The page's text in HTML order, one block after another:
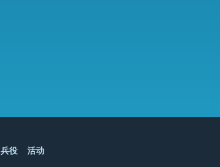
兵役 活动